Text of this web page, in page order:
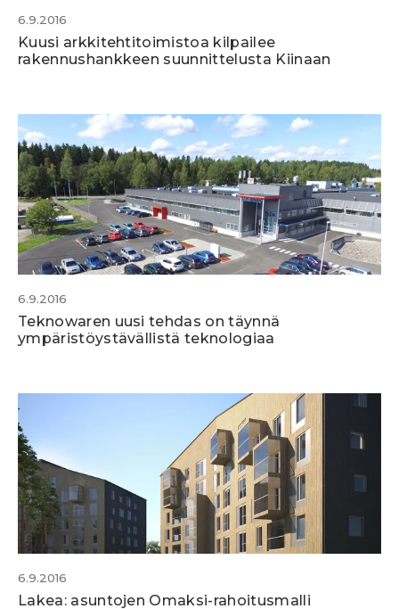
6.9.2016
Kuusi arkkitehtitoimistoa kilpailee
rakennushankkeen suunnittelusta Kiinaan
6.9.2016
Teknowaren uusi tehdas on täynnä
ympäristöystävällistä teknologiaa
6.9.2016
Lakea: asuntojen Omaksi-rahoitusmalli